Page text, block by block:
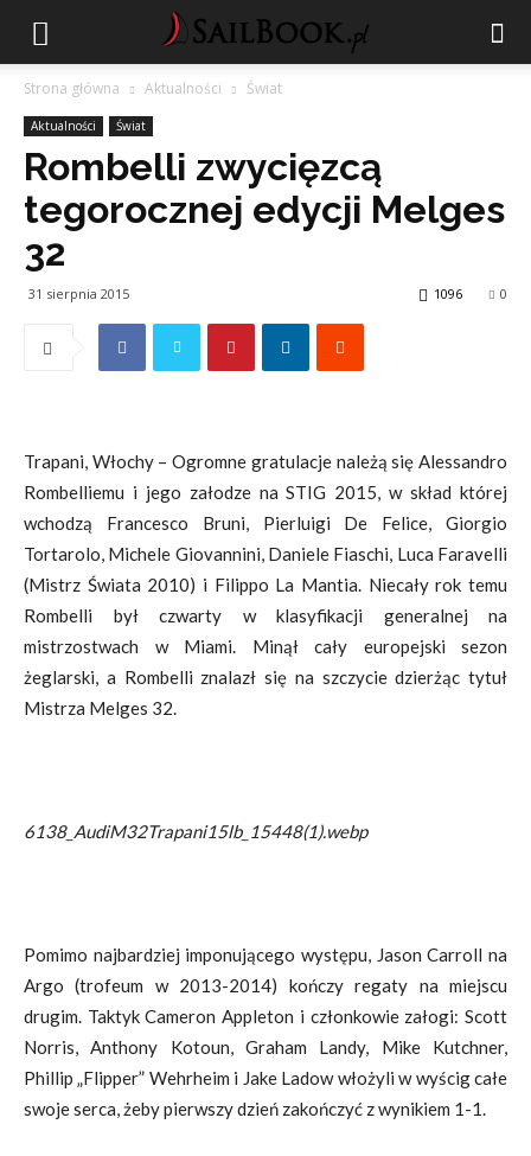
Strona główna Aktualności Świat
Aktualności Świat
Rombelli zwycięzcą
tegorocznej edycji Melges
32
31 sierpnia 2015 0
1096
Trapani, Włochy – Ogromne gratulacje należą się Alessandro
Rombelliemu i jego załodze na STIG 2015, w skład której
wchodzą Francesco Bruni, Pierluigi De Felice, Giorgio
Tortarolo, Michele Giovannini, Daniele Fiaschi, Luca Faravelli
(Mistrz Świata 2010) i Filippo La Mantia. Niecały rok temu
Rombelli był czwarty w klasyfikacji generalnej na
mistrzostwach w Miami. Minął cały europejski sezon
żeglarski, a Rombelli znalazł się na szczycie dzierżąc tytuł
Mistrza Melges 32.
6138_AudiM32Trapani15lb_15448(1).webp
Pomimo najbardziej imponującego występu, Jason Carroll na
Argo (trofeum w 2013-2014) kończy regaty na miejscu
drugim. Taktyk Cameron Appleton i członkowie załogi: Scott
Norris, Anthony Kotoun, Graham Landy, Mike Kutchner,
Phillip „Flipper” Wehrheim i Jake Ladow włożyli w wyścig całe
swoje serca, żeby pierwszy dzień zakończyć z wynikiem 1-1.